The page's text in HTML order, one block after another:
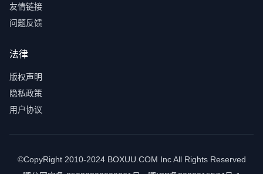
友情链接
问题反馈
法律
版权声明
隐私政策
用户协议
©CopyRight 2010-2024 BOXUU.COM Inc All Rights Reserved